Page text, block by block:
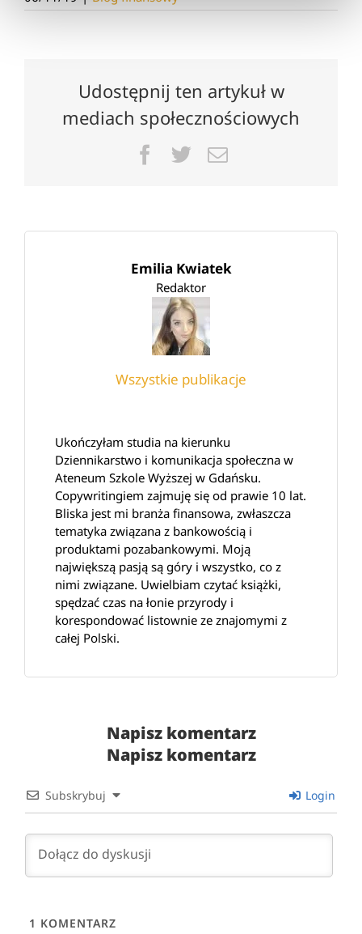
Udostępnij ten artykuł w
mediach społecznościowych
Facebook
TwitterEmail
Emilia Kwiatek
Redaktor
Wszystkie publikacje
Ukończyłam studia na kierunku
Dziennikarstwo i komunikacja społeczna w
Ateneum Szkole Wyższej w Gdańsku.
Copywritingiem zajmuję się od prawie 10 lat.
Bliska jest mi branża finansowa, zwłaszcza
tematyka związana z bankowością i
produktami pozabankowymi. Moją
największą pasją są góry i wszystko, co z
nimi związane. Uwielbiam czytać książki,
spędzać czas na łonie przyrody i
korespondować listownie ze znajomymi z
całej Polski.
Napisz komentarz
Napisz komentarz
Subskrybuj Login
1 KOMENTARZ